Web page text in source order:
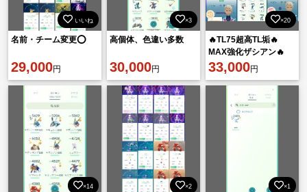
いいね
名前・チーム変更⭕️
29,000円
×3
高個体、色違い多数
30,000円
×20
🔥TL75超高TL垢🔥
MAX強化ザシアン🔥
100%MAX強化グラー
ドン🔥box3800🔥
33,000円
×14 ×2 ×1